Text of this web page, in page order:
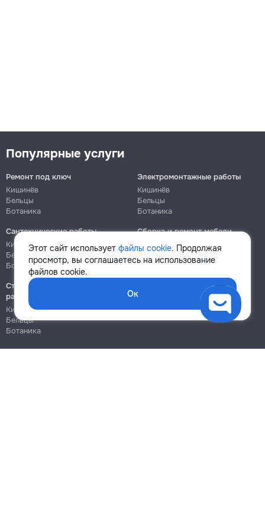
Этот сайт использует файлы cookie. Продолжая
просмотр, вы соглашаетесь на использование
файлов cookie.
Ок
Популярные услуги
Ремонт под ключ
Кишинёв
Бельцы
Ботаника
Электромонтажные работы
Кишинёв
Бельцы
Ботаника
Сантехнические работы
Кишинёв
Бельцы
Ботаника
Сборка и ремонт мебели
Кишинёв
Ботаника
Строительно-монтажные
работы
Кишинёв
Бельцы
Ботаника